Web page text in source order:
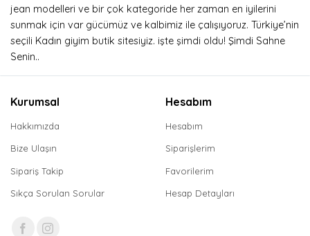
jean modelleri ve bir çok kategoride her zaman en iyilerini
sunmak için var gücümüz ve kalbimiz ile çalışıyoruz. Türkiye’nin
seçili Kadın giyim butik sitesiyiz. işte şimdi oldu! Şimdi Sahne
Senin..
Kurumsal
Hakkımızda
Bize Ulaşın
Sipariş Takip
Sıkça Sorulan Sorular
Hesabım
Hesabım
Siparişlerim
Favorilerim
Hesap Detayları